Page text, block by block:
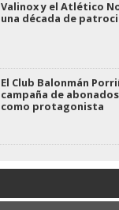
Valinox y el Atlético
una década de
El Club Balonmán
campaña de
como protagonista